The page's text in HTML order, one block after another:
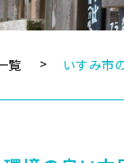
覧 いすみ市